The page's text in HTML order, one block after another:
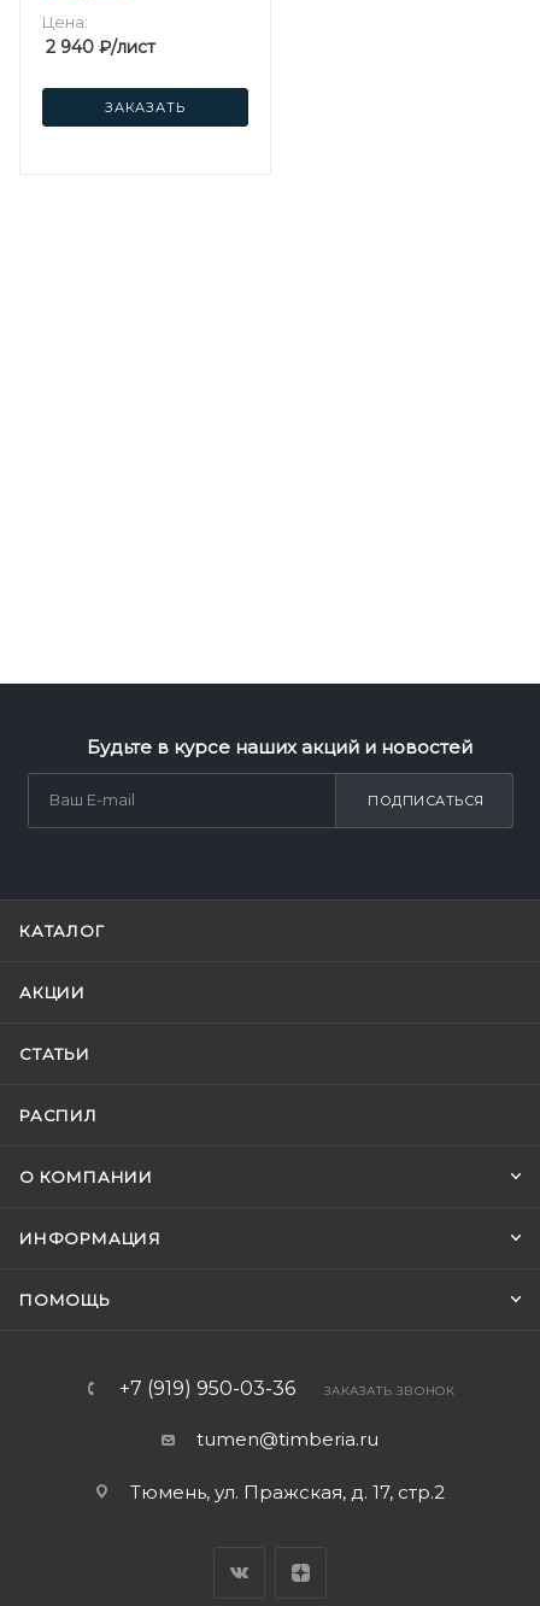
Цена:
2 940 ₽/лист
ЗАКАЗАТЬ
Будьте в курсе наших акций и новостей
ПОДПИСАТЬСЯ
КАТАЛОГ
АКЦИИ
СТАТЬИ
РАСПИЛ
О КОМПАНИИ
ИНФОРМАЦИЯ
ПОМОЩЬ
+7 (919) 950-03-36 ЗАКАЗАТЬ ЗВОНОК
tumen@timberia.ru
Тюмень, ул. Пражская, д. 17, стр.2